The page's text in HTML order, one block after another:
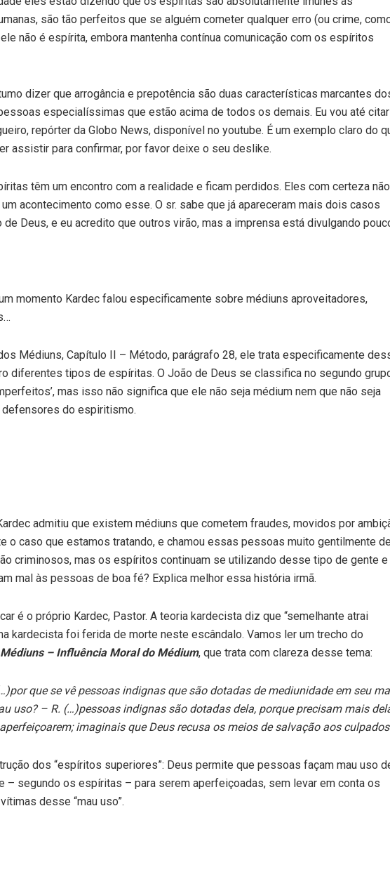
são tão perfeitos que se alguém cometer qualquer erro (ou crime,
não é espírita, embora mantenha contínua comunicação com os espíritos
dizer que arrogância e prepotência são duas características marcantes
especialíssimas que estão acima de todos os demais. Eu vou até citar
repórter da Globo News, disponível no youtube. É um exemplo claro do
assistir para confirmar, por favor deixe o seu deslike.
têm um encontro com a realidade e ficam perdidos. Eles com certeza não
acontecimento como esse. O sr. sabe que já apareceram mais dois casos
Deus, e eu acredito que outros virão, mas a imprensa está divulgando
momento Kardec falou especificamente sobre médiuns aproveitadores,
Médiuns, Capítulo II – Método, parágrafo 28, ele trata especificamente
diferentes tipos de espíritas. O João de Deus se classifica no segundo
mas isso não significa que ele não seja médium nem que não seja
do espiritismo.
admitiu que existem médiuns que cometem fraudes, movidos por
o caso que estamos tratando, e chamou essas pessoas muito gentilmente de
criminosos, mas os espíritos continuam se utilizando desse tipo de gente e
mal às pessoas de boa fé? Explica melhor essa história irmã.
é o próprio Kardec, Pastor. A teoria kardecista diz que “semelhante atrai
kardecista foi ferida de morte neste escândalo. Vamos ler um trecho do
– Influência Moral do Médium, que trata com clareza desse tema:
que se vê pessoas indignas que são dotadas de mediunidade em seu
uso? – R. (…)pessoas indignas são dotadas dela, porque precisam mais
imaginais que Deus recusa os meios de salvação aos
dos “espíritos superiores”: Deus permite que pessoas façam mau uso
– segundo os espíritas – para serem aperfeiçoadas, sem levar em conta os
desse “mau uso”.